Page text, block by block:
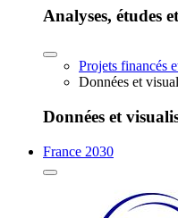
Analyses, études
Projets financés
Données et
Données et
France 2030